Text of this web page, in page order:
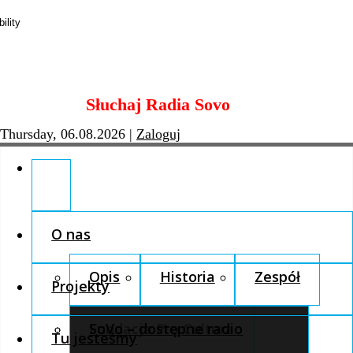
content
Słuchaj Radia Sovo
Thursday, 06.08.2026 | Zaloguj
O nas
Opis Historia Zespół
Fundacja Pro Cultura
Projekty
SoVo – dostępne radio
Tu jesteśmy